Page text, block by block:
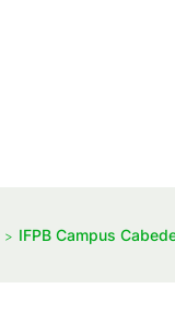
IFPB Campus